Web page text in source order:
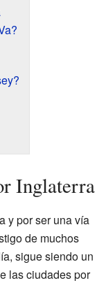
Inglaterra
y por ser una vía
de muchos
sigue siendo un
las ciudades por